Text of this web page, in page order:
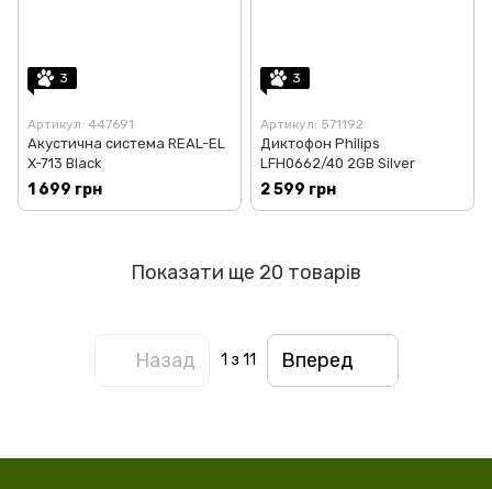
3
Артикул: 447691
Акустична система REAL-EL
X-713 Black
1 699 грн
3
Артикул: 571192
Диктофон Philips
LFH0662/40 2GB Silver
2 599 грн
Показати ще 20 товарів
Назад 1 з 11 Вперед